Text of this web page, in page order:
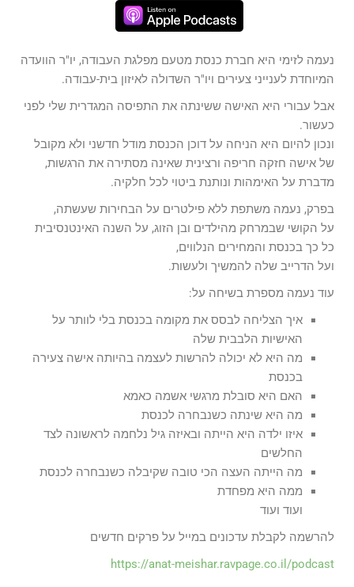
נעמה לזימי היא חברת כנסת מטעם מפלגת העבודה, יו"ר הוועדה
המיוחדת לענייני צעירים ויו"ר השדולה לאיזון בית-עבודה.
אבל עבורי היא האישה ששינתה את התפיסה המגדרית שלי לפני
כעשור.
ונכון להיום היא הניחה על דוכן הכנסת מודל חדשני ולא מקובל
של אישה חזקה חריפה ורצינית שאינה מסתירה את הרגשות,
מדברת על האימהות ונותנת ביטוי לכל חלקיה.
בפרק, נעמה משתפת ללא פילטרים על הבחירות שעשתה,
על הקושי שבמרחק מהילדים ובן הזוג, על השנה האינטנסיבית
כל כך בכנסת והמחירים הנלווים,
ועל הדרייב שלה להמשיך ולעשות.
עוד נעמה מספרת בשיחה על:
איך הצליחה לבסס את מקומה בכנסת בלי לוותר על
האישיות הלבבית שלה
מה היא לא יכולה להרשות לעצמה בהיותה אישה צעירה
בכנסת
האם היא סובלת מרגשי אשמה כאמא
מה היא שינתה כשנבחרה לכנסת
איזו ילדה היא הייתה ובאיזה גיל נלחמה לראשונה לצד
החלשים
מה הייתה העצה הכי טובה שקיבלה כשנבחרה לכנסת
ממה היא מפחדת
ועוד ועוד
להרשמה לקבלת עדכונים במייל על פרקים חדשים
https://anat-meishar.ravpage.co.il/podcast